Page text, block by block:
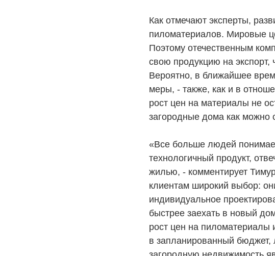
Как отмечают эксперты,
пиломатериалов. Мировые
Поэтому отечественным
свою продукцию на экспорт,
Вероятно, в ближайшее
меры, - также, как и в
рост цен на материалы не
загородные дома как можно
«Все больше людей
технологичный продукт,
жилью, - комментирует
клиентам широкий выбор:
индивидуальное
быстрее заехать в новый
рост цен на пиломатериалы
в запланированный бюджет,